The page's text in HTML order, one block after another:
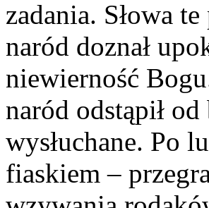
zadania. Słowa
naród doznał
niewierność
naród odstąpił
wysłuchane. Po
fiaskiem –